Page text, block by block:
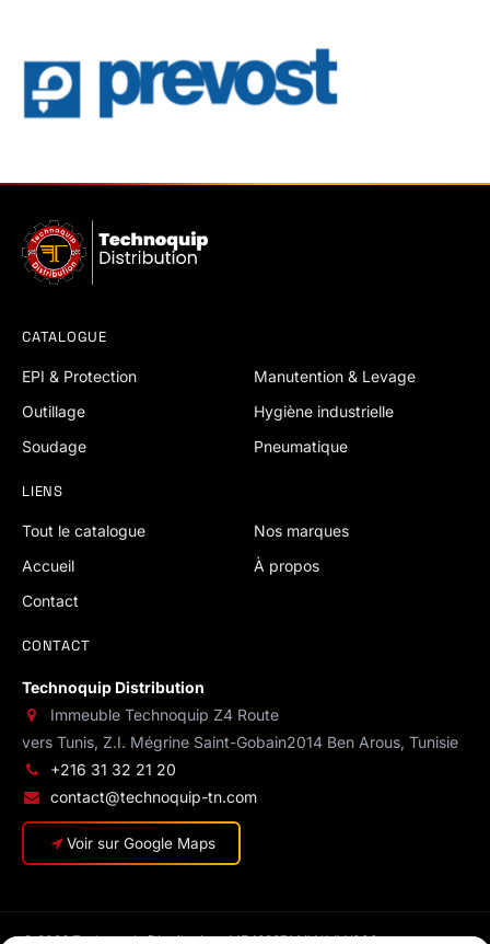
CATALOGUE
EPI & Protection
Manutention & Levage
Outillage
Hygiène industrielle
Soudage
Pneumatique
LIENS
Tout le catalogue
Nos marques
Accueil
À propos
Contact
CONTACT
Technoquip Distribution
Immeuble Technoquip Z4 Route
vers Tunis, Z.I. Mégrine Saint-Gobain2014 Ben Arous, Tunisie
+216 31 32 21 20
contact@technoquip-tn.com
Voir sur Google Maps
© 2026 Technoquip Distribution · MF 1293714/M/A/M/000